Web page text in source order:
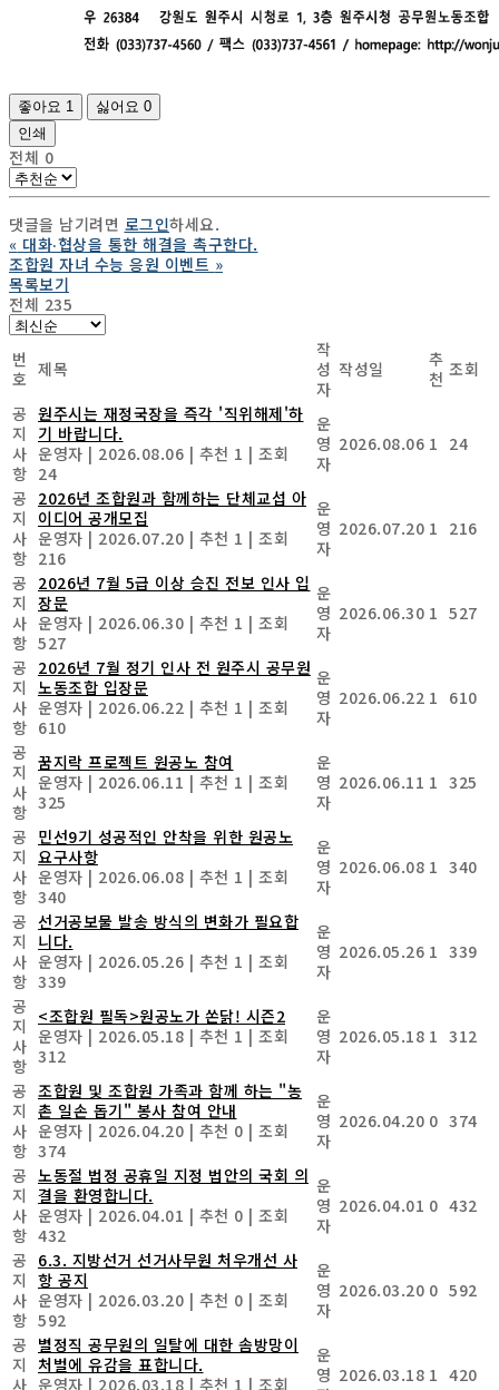
좋아요 1 싫어요 0
인쇄
전체 0
댓글을 남기려면 로그인하세요.
« 대화‧협상을 통한 해결을 촉구한다.
조합원 자녀 수능 응원 이벤트 »
목록보기
전체 235
번
호 제목
작
성
자
작성일
추
천 조회
공
지
사
항
원주시는 재정국장을 즉각 '직위해제'하
기 바랍니다.
운영자 | 2026.08.06 | 추천 1 | 조회
24
운
영
자
2026.08.06 1 24
공
지
사
항
2026년 조합원과 함께하는 단체교섭 아
이디어 공개모집
운영자 | 2026.07.20 | 추천 1 | 조회
216
운
영
자
2026.07.20 1 216
공
지
사
항
2026년 7월 5급 이상 승진 전보 인사 입
장문
운영자 | 2026.06.30 | 추천 1 | 조회
527
운
영
자
2026.06.30 1 527
공
지
사
항
2026년 7월 정기 인사 전 원주시 공무원
노동조합 입장문
운영자 | 2026.06.22 | 추천 1 | 조회
610
운
영
자
2026.06.22 1 610
공
지
사
항
꿈지락 프로젝트 원공노 참여
운영자 | 2026.06.11 | 추천 1 | 조회
325
운
영
자
2026.06.11 1 325
공
지
사
항
민선9기 성공적인 안착을 위한 원공노
요구사항
운영자 | 2026.06.08 | 추천 1 | 조회
340
운
영
자
2026.06.08 1 340
공
지
사
항
선거공보물 발송 방식의 변화가 필요합
니다.
운영자 | 2026.05.26 | 추천 1 | 조회
339
운
영
자
2026.05.26 1 339
공
지
사
항
<조합원 필독>원공노가 쏜닭! 시즌2
운영자 | 2026.05.18 | 추천 1 | 조회
312
운
영
자
2026.05.18 1 312
공
지
사
항
조합원 및 조합원 가족과 함께 하는 "농
촌 일손 돕기" 봉사 참여 안내
운영자 | 2026.04.20 | 추천 0 | 조회
374
운
영
자
2026.04.20 0 374
공
지
사
항
노동절 법정 공휴일 지정 법안의 국회 의
결을 환영합니다.
운영자 | 2026.04.01 | 추천 0 | 조회
432
운
영
자
2026.04.01 0 432
공
지
사
항
6.3. 지방선거 선거사무원 처우개선 사
항 공지
운영자 | 2026.03.20 | 추천 0 | 조회
592
운
영
자
2026.03.20 0 592
공
지
사
별정직 공무원의 일탈에 대한 솜방망이
처벌에 유감을 표합니다.
운영자 | 2026.03.18 | 추천 1 | 조회
운
영 2026.03.18 1 420